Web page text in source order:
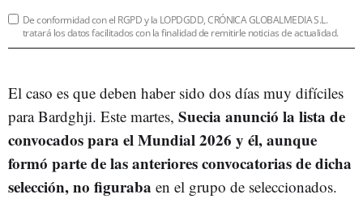
De conformidad con el RGPD y la LOPDGDD, CRÓNICA GLOBALMEDIA S.L.
tratará los datos facilitados con la finalidad de remitirle noticias de actualidad.
El caso es que deben haber sido dos días muy difíciles
para Bardghji. Este martes, Suecia anunció la lista de
convocados para el Mundial 2026 y él, aunque
formó parte de las anteriores convocatorias de dicha
selección, no figuraba en el grupo de seleccionados.